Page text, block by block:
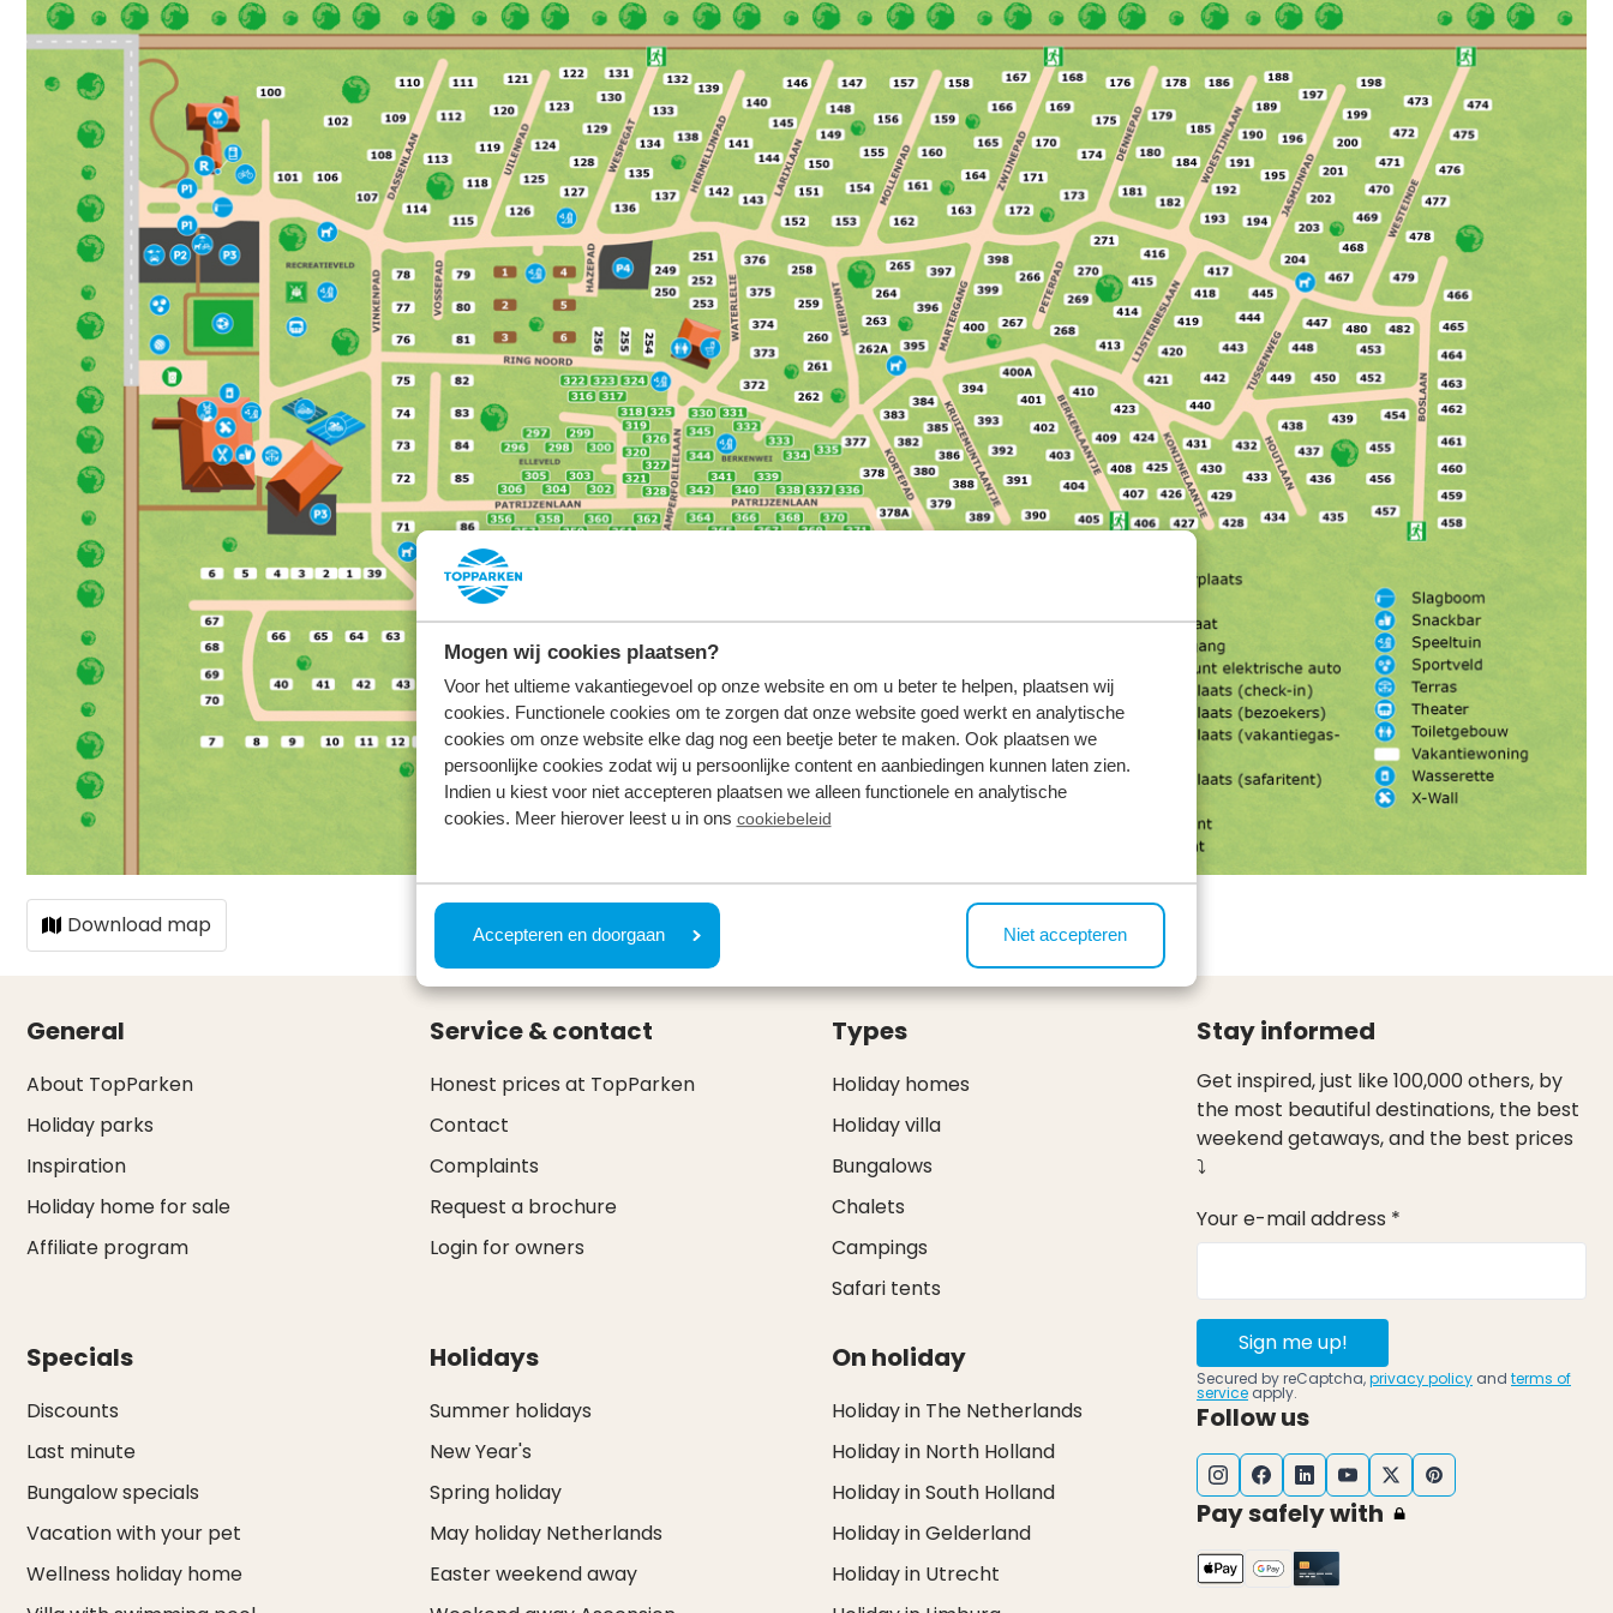
Mogen wij cookies plaatsen?
Voor het ultieme vakantiegevoel op onze website en om u beter te helpen, plaatsen wij
cookies. Functionele cookies om te zorgen dat onze website goed werkt en analytische
cookies om onze website elke dag nog een beetje beter te maken. Ook plaatsen we
persoonlijke cookies zodat wij u persoonlijke content en aanbiedingen kunnen laten zien.
Indien u kiest voor niet accepteren plaatsen we alleen functionele en analytische
cookies. Meer hierover leest u in ons cookiebeleid
Accepteren en doorgaan Niet accepteren
Download map
General
About TopParken
Holiday parks
Inspiration
Holiday home for sale
Affiliate program
Service & contact
Honest prices at TopParken
Contact
Complaints
Request a brochure
Login for owners
Types
Holiday homes
Holiday villa
Bungalows
Chalets
Campings
Safari tents
Specials
Discounts
Last minute
Bungalow specials
Vacation with your pet
Wellness holiday home
Holidays
Summer holidays
New Year's
Spring holiday
May holiday Netherlands
Easter weekend away
On holiday
Holiday in The Netherlands
Holiday in North Holland
Holiday in South Holland
Holiday in Gelderland
Holiday in Utrecht
Stay informed
Get inspired, just like 100,000 others, by
the most beautiful destinations, the best
weekend getaways, and the best prices
⤵
Your e-mail address *
Sign me up!
Secured by reCaptcha,privacy policy and terms of
service apply.
Follow us
Pay safely with